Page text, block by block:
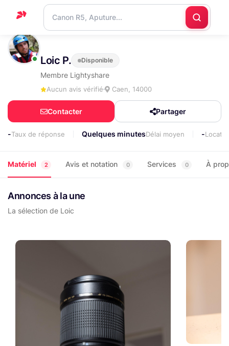
Accueil
Support
Nous
contacter
Loic P. Disponible
Membre Lightyshare
Aucun avis vérifié Caen, 14000
Contacter Partager
-Taux de réponse Quelques minutesDélai moyen -
Matériel 2 Avis et notation 0 Services 0 À
Annonces à la une
La sélection de Loic